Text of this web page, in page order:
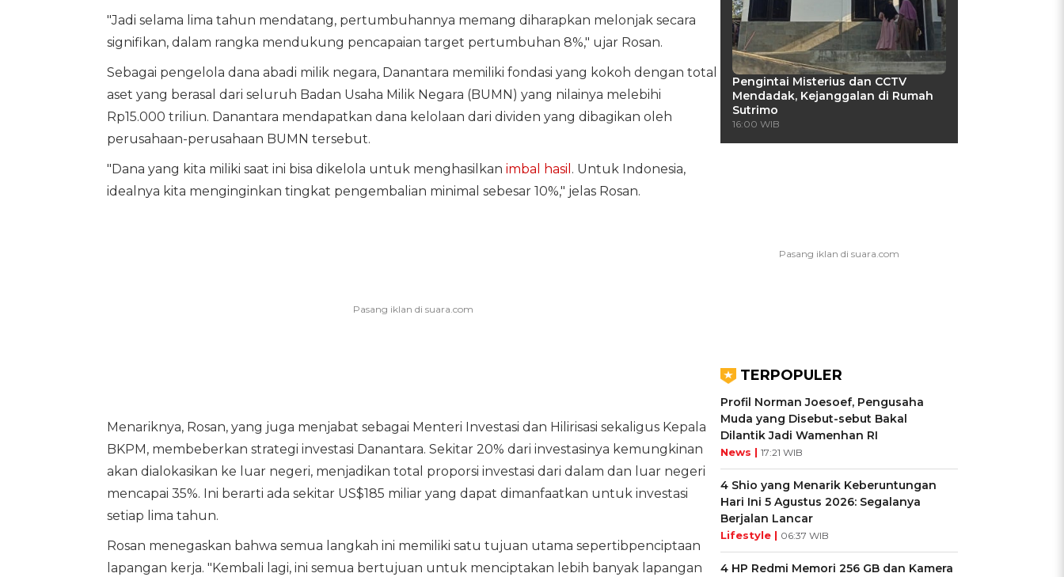
"Jadi selama lima tahun mendatang, pertumbuhannya memang diharapkan melonjak secara
signifikan, dalam rangka mendukung pencapaian target pertumbuhan 8%," ujar Rosan.
Sebagai pengelola dana abadi milik negara, Danantara memiliki fondasi yang kokoh dengan total
aset yang berasal dari seluruh Badan Usaha Milik Negara (BUMN) yang nilainya melebihi
Rp15.000 triliun. Danantara mendapatkan dana kelolaan dari dividen yang dibagikan oleh
perusahaan-perusahaan BUMN tersebut.
"Dana yang kita miliki saat ini bisa dikelola untuk menghasilkan imbal hasil . Untuk Indonesia,
idealnya kita menginginkan tingkat pengembalian minimal sebesar 10%," jelas Rosan.
Menariknya, Rosan, yang juga menjabat sebagai Menteri Investasi dan Hilirisasi sekaligus Kepala
BKPM, membeberkan strategi investasi Danantara. Sekitar 20% dari investasinya kemungkinan
akan dialokasikan ke luar negeri, menjadikan total proporsi investasi dari dalam dan luar negeri
mencapai 35%. Ini berarti ada sekitar US$185 miliar yang dapat dimanfaatkan untuk investasi
setiap lima tahun.
Rosan menegaskan bahwa semua langkah ini memiliki satu tujuan utama sepertibpenciptaan
lapangan kerja. "Kembali lagi, ini semua bertujuan untuk menciptakan lebih banyak lapangan
Pengintai Misterius dan CCTV
Mendadak, Kejanggalan di Rumah
Sutrimo
16:00 WIB
TERPOPULER
Profil Norman Joesoef, Pengusaha
Muda yang Disebut-sebut Bakal
Dilantik Jadi Wamenhan RI
News | 17:21 WIB
4 Shio yang Menarik Keberuntungan
Hari Ini 5 Agustus 2026: Segalanya
Berjalan Lancar
Lifestyle | 06:37 WIB
4 HP Redmi Memori 256 GB dan Kamera